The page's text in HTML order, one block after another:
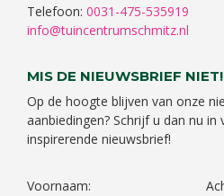
Telefoon: 0031-475-535919
info@tuincentrumschmitz.nl
MIS DE NIEUWSBRIEF NIET!
Op de hoogte blijven van onze
aanbiedingen? Schrijf u dan nu in
inspirerende nieuwsbrief!
Voornaam: